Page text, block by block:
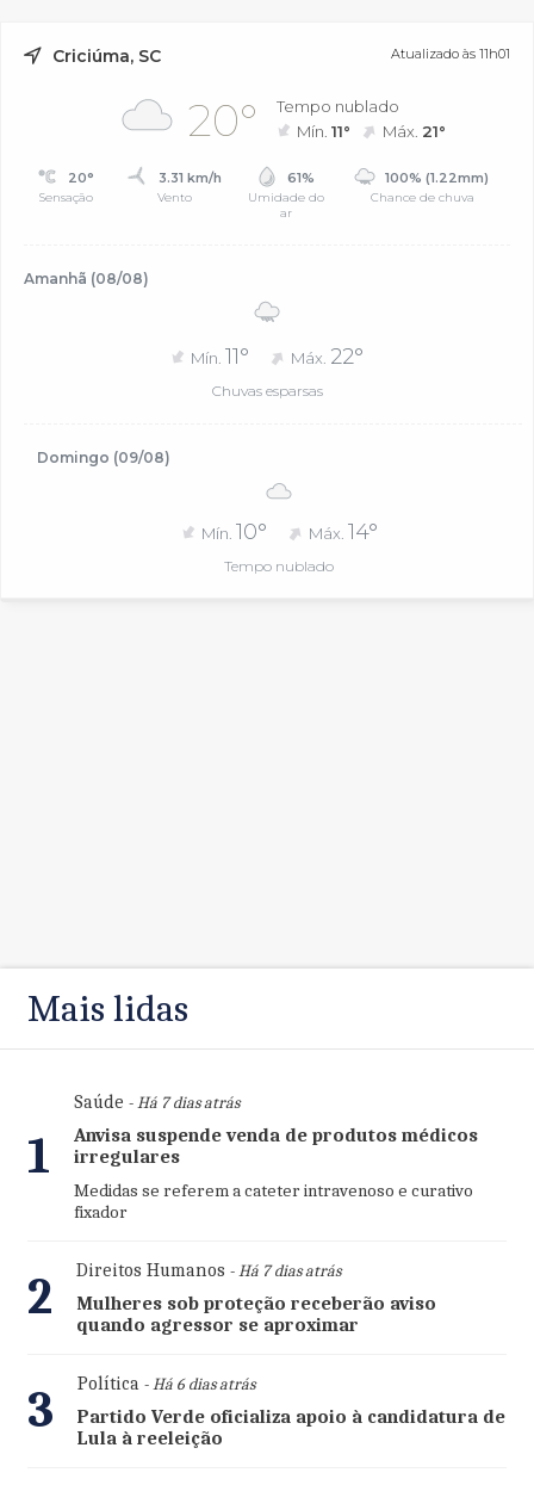
Criciúma, SC Atualizado às 11h01
20°
Tempo nublado
Mín.11° Máx. 21°
20°
Sensação
3.31 km/h
Vento
61%
Umidade do
ar
100% (1.22mm)
Chance de chuva
Amanhã (08/08)
Mín. 11° Máx. 22°
Chuvas esparsas
Domingo (09/08)
Mín. 10° Máx. 14°
Tempo nublado
Mais lidas
1
Saúde - Há 7 dias atrás
Anvisa suspende venda de produtos médicos
irregulares
Medidas se referem a cateter intravenoso e curativo
fixador
2 Direitos Humanos - Há 7 dias atrás
Mulheres sob proteção receberão aviso
quando agressor se aproximar
3 Política- Há 6 dias atrás
Partido Verde oficializa apoio à candidatura de
Lula à reeleição